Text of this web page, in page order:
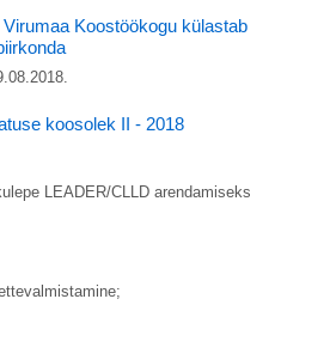
Koostöökogu külastab
koosolek II - 2018
LEADER/CLLD arendamiseks